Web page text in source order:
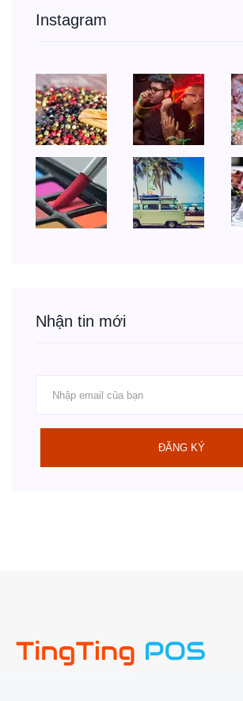
Instagram
Nhận tin mới
ĐĂNG KÝ